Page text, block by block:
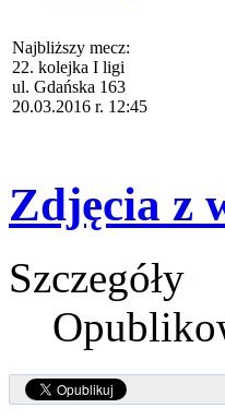
Najbliższy mecz:
22. kolejka I ligi
ul. Gdańska 163
20.03.2016 r. 12:45
Zdjęcia z
Szczegóły